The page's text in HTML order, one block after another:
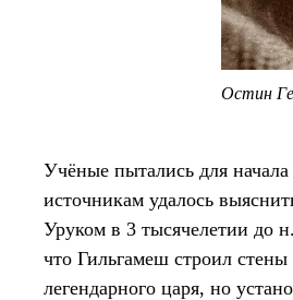
Остин
Учёные пытались для
источникам удалось
Уруком в 3 тысячелетии до
что Гильгамеш строил
легендарного царя, но